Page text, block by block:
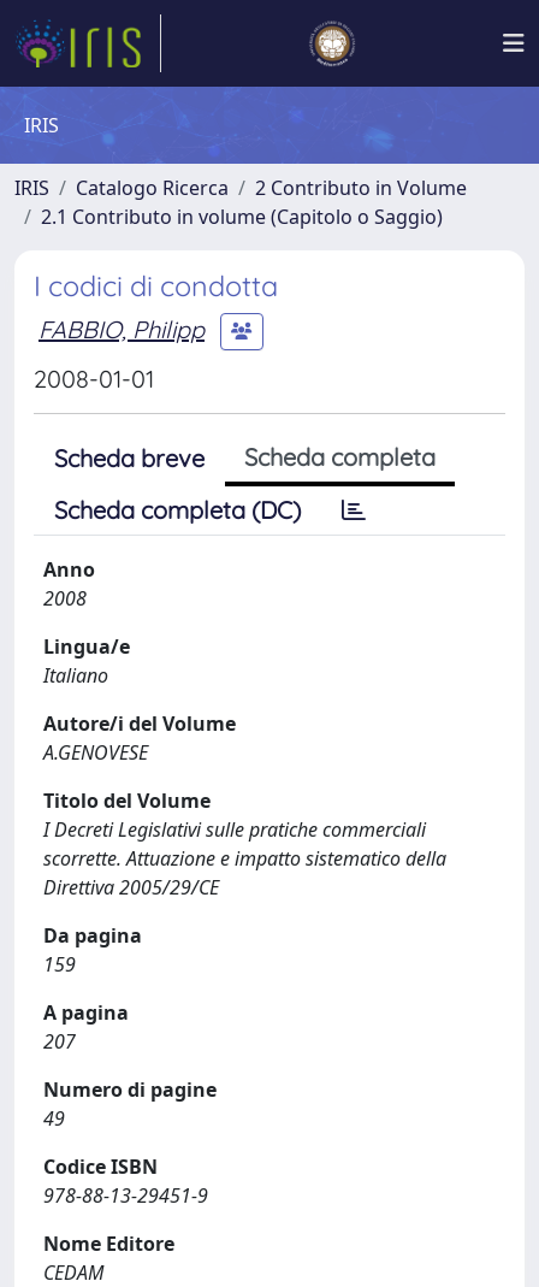
IRIS
IRIS Catalogo Ricerca
2 Contributo in Volume
2.1 Contributo in volume (Capitolo o Saggio)
I codici di condotta
FABBIO, Philipp
2008-01-01
Scheda breve
Scheda completa
Scheda completa (DC)
Anno
2008
Lingua/e
Italiano
Autore/i del Volume
A.GENOVESE
Titolo del Volume
I Decreti Legislativi sulle pratiche commerciali
scorrette. Attuazione e impatto sistematico della
Direttiva 2005/29/CE
Da pagina
159
A pagina
207
Numero di pagine
49
Codice ISBN
978-88-13-29451-9
Nome Editore
CEDAM